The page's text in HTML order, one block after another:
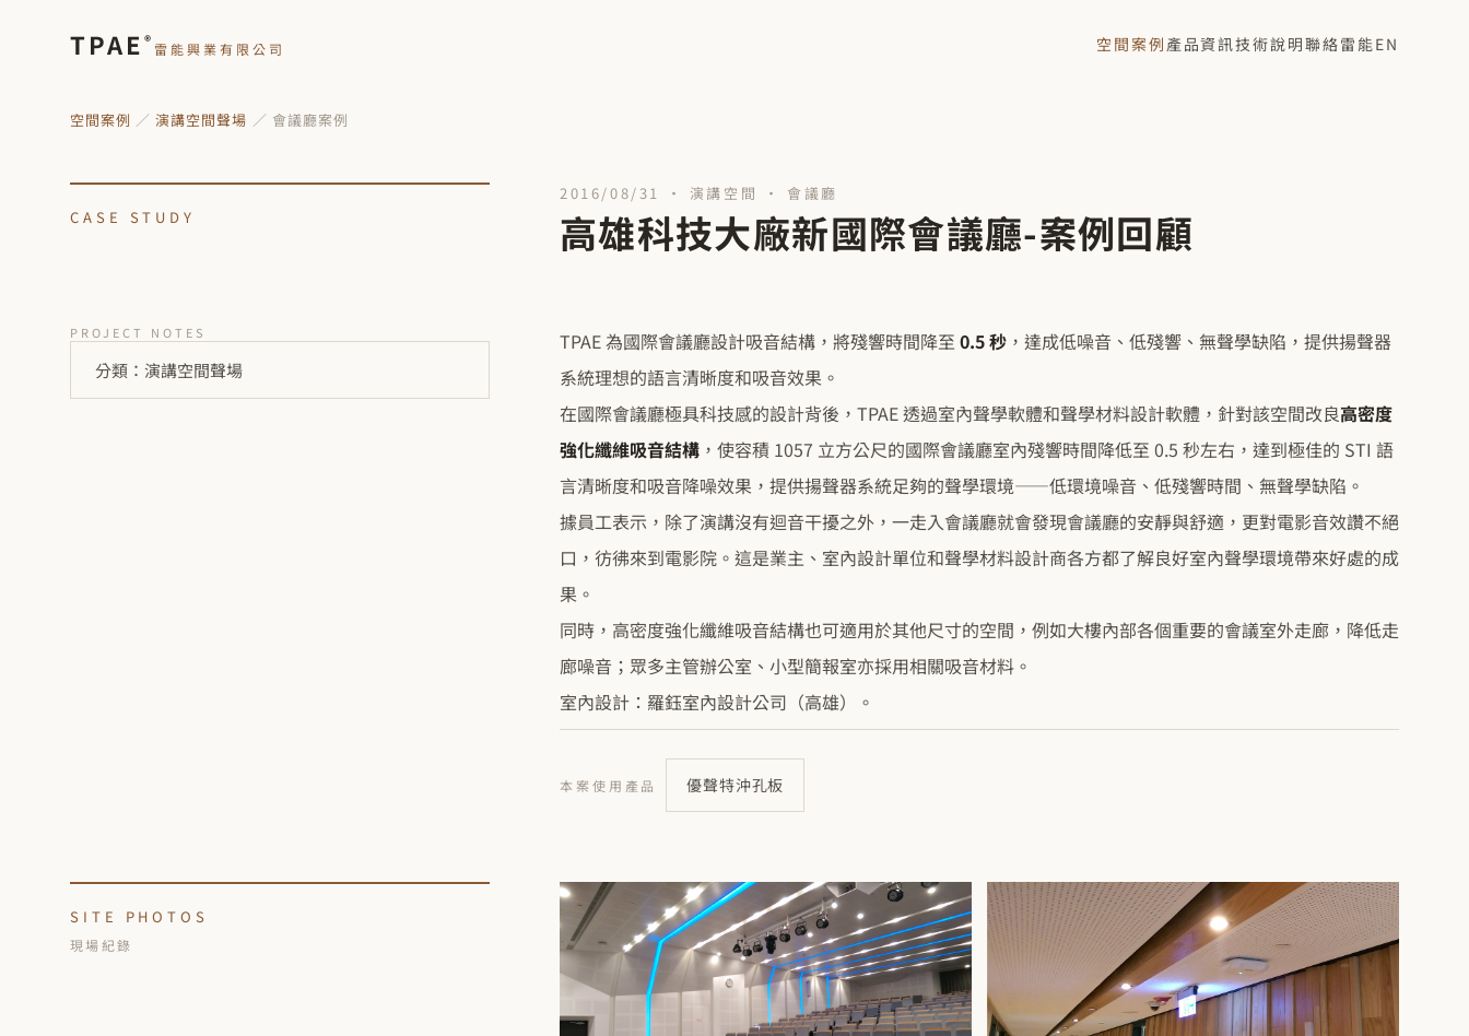
TPAE® 雷能興業有限公司 空間案例 產品資訊技術說明聯絡雷能EN
空間案例 ／演講空間聲場 ／ 會議廳案例
CASE STUDY
2016/08/31 · 演講空間 · 會議廳
高雄科技大廠新國際會議廳-案例回顧
PROJECT NOTES
分類：演講空間聲場
TPAE 為國際會議廳設計吸音結構，將殘響時間降至 0.5 秒 ，達成低噪音、低殘響、無聲學缺陷，提供揚聲器
系統理想的語言清晰度和吸音效果。
在國際會議廳極具科技感的設計背後，TPAE 透過室內聲學軟體和聲學材料設計軟體，針對該空間改良高密度
強化纖維吸音結構 ，使容積 1057 立方公尺的國際會議廳室內殘響時間降低至 0.5 秒左右，達到極佳的 STI 語
言清晰度和吸音降噪效果，提供揚聲器系統足夠的聲學環境——低環境噪音、低殘響時間、無聲學缺陷。
據員工表示，除了演講沒有迴音干擾之外，一走入會議廳就會發現會議廳的安靜與舒適，更對電影音效讚不絕
口，彷彿來到電影院。這是業主、室內設計單位和聲學材料設計商各方都了解良好室內聲學環境帶來好處的成
果。
同時，高密度強化纖維吸音結構也可適用於其他尺寸的空間，例如大樓內部各個重要的會議室外走廊，降低走
廊噪音；眾多主管辦公室、小型簡報室亦採用相關吸音材料。
室內設計：羅鈺室內設計公司（高雄）。
本案使用產品 優聲特沖孔板
SITE PHOTOS
現場紀錄